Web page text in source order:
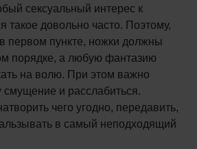
сексуальный интерес к
такое довольно часто. Поэтому,
первом пункте, ножки должны
порядке, а любую фантазию
на волю. При этом важно
смущение и расслабиться.
чего угодно, передавить,
в самый неподходящий